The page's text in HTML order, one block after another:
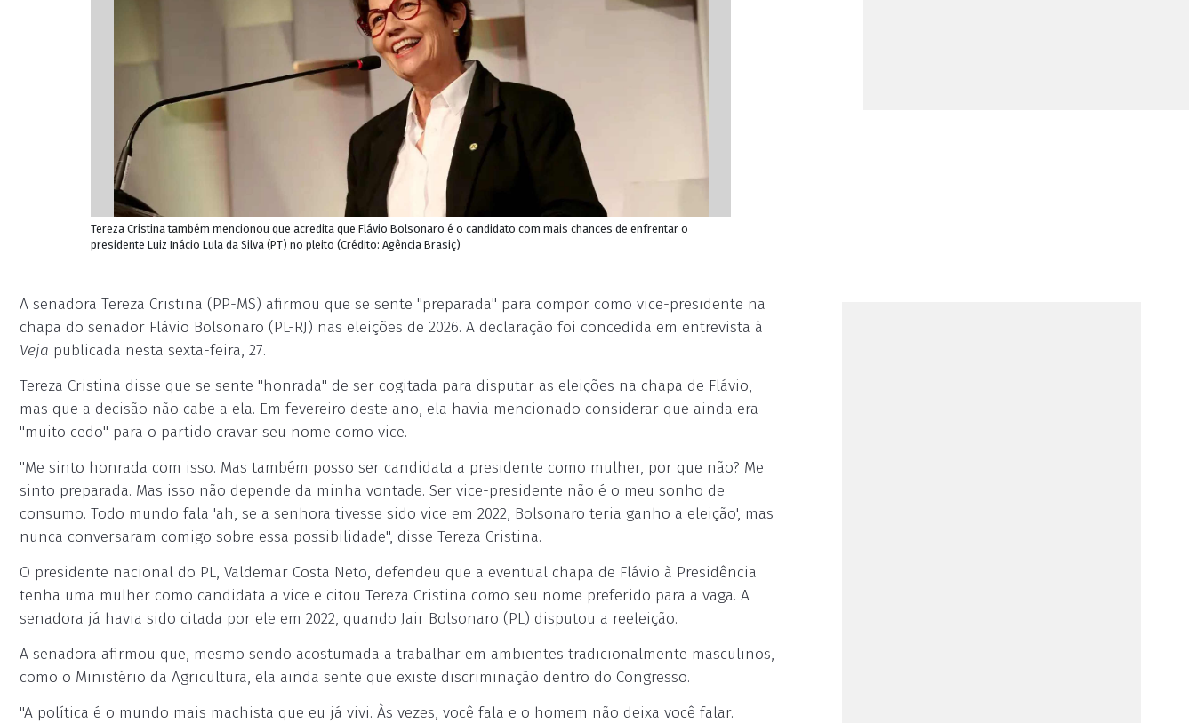
Tereza Cristina também mencionou que acredita que Flávio Bolsonaro é o candidato com mais chances de enfrentar o
presidente Luiz Inácio Lula da Silva (PT) no pleito (Crédito: Agência Brasiç)
A senadora Tereza Cristina (PP-MS) afirmou que se sente "preparada" para compor como vice-presidente na
chapa do senador Flávio Bolsonaro (PL-RJ) nas eleições de 2026. A declaração foi concedida em entrevista à
Veja publicada nesta sexta-feira, 27.
Tereza Cristina disse que se sente "honrada" de ser cogitada para disputar as eleições na chapa de Flávio,
mas que a decisão não cabe a ela. Em fevereiro deste ano, ela havia mencionado considerar que ainda era
"muito cedo" para o partido cravar seu nome como vice.
"Me sinto honrada com isso. Mas também posso ser candidata a presidente como mulher, por que não? Me
sinto preparada. Mas isso não depende da minha vontade. Ser vice-presidente não é o meu sonho de
consumo. Todo mundo fala 'ah, se a senhora tivesse sido vice em 2022, Bolsonaro teria ganho a eleição', mas
nunca conversaram comigo sobre essa possibilidade", disse Tereza Cristina.
O presidente nacional do PL, Valdemar Costa Neto, defendeu que a eventual chapa de Flávio à Presidência
tenha uma mulher como candidata a vice e citou Tereza Cristina como seu nome preferido para a vaga. A
senadora já havia sido citada por ele em 2022, quando Jair Bolsonaro (PL) disputou a reeleição.
A senadora afirmou que, mesmo sendo acostumada a trabalhar em ambientes tradicionalmente masculinos,
como o Ministério da Agricultura, ela ainda sente que existe discriminação dentro do Congresso.
"A política é o mundo mais machista que eu já vivi. Às vezes, você fala e o homem não deixa você falar.